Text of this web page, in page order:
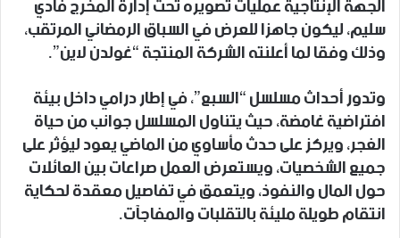
سليم، ليكون جاهزا للعرض في السباق الرمضاني المرتقب،
وذلك وفقا لما أعلنته الشركة المنتجة “غولدن لاين”.
وتدور أحداث مسلسل “السبع”، في إطار درامي داخل بيئة
افتراضية غامضة، حيث يتناول المسلسل جوانب من حياة
الغجر، ويركز على حدث مأساوي من الماضي يعود ليؤثر على
جميع الشخصيات، ويستعرض العمل صراعات بين العائلات
حول المال والنفوذ، ويتعمق في تفاصيل معقدة لحكاية
انتقام طويلة مليئة بالتقلبات والمفاجآت.